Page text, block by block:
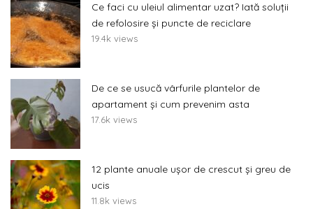
Ce faci cu uleiul alimentar uzat? Iată soluții
de refolosire și puncte de reciclare
19.4k views
De ce se usucă vârfurile plantelor de
apartament și cum prevenim asta
17.6k views
12 plante anuale ușor de crescut și greu de
ucis
11.8k views